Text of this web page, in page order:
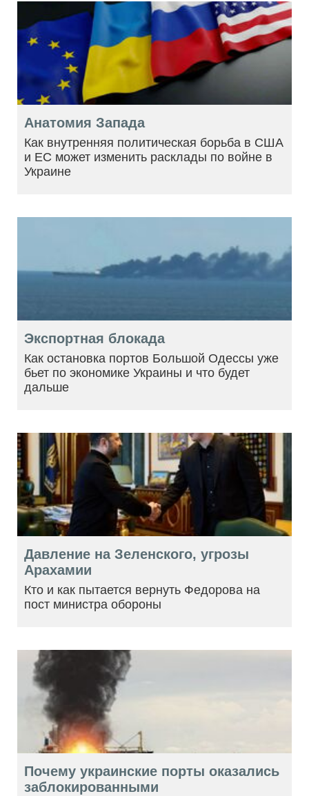
Анатомия Запада
Как внутренняя политическая борьба в США
и ЕС может изменить расклады по войне в
Украине
Экспортная блокада
Как остановка портов Большой Одессы уже
бьет по экономике Украины и что будет
дальше
Давление на Зеленского, угрозы
Арахамии
Кто и как пытается вернуть Федорова на
пост министра обороны
Почему украинские порты оказались
заблокированными